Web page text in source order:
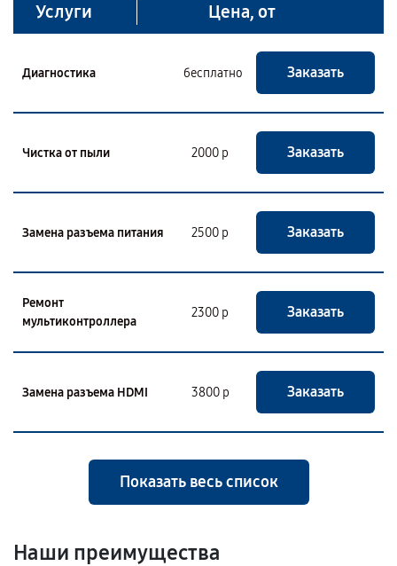
Услуги Цена, от
Диагностика бесплатно Заказать
Чистка от пыли 2000 р Заказать
Замена разъема питания 2500 р Заказать
Ремонт
мультиконтроллера
2300 р Заказать
Замена разъема HDMI 3800 р Заказать
Показать весь список
Наши преимущества